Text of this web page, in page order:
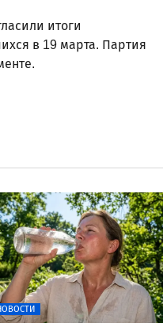
итоги
в 19 марта. Партия